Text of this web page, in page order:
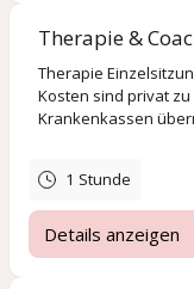
Therapie &
Therapie
Kosten sind privat
Krankenkassen
1 Stunde
Details anzeigen